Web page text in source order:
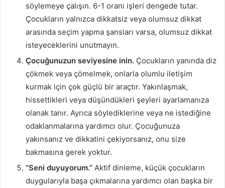
söylemeye çalışın. 6-1 oranı işleri dengede tutar.
Çocukların yalnızca dikkatsiz veya olumsuz dikkat
arasında seçim yapma şansları varsa, olumsuz dikkat
isteyeceklerini unutmayın.
Çocuğunuzun seviyesine inin. Çocukların yanında diz
çökmek veya çömelmek, onlarla olumlu iletişim
kurmak için çok güçlü bir araçtır. Yakınlaşmak,
hissettikleri veya düşündükleri şeyleri ayarlamanıza
olanak tanır. Ayrıca söylediklerine veya ne istediğine
odaklanmalarına yardımcı olur. Çocuğunuza
yakınsanız ve dikkatini çekiyorsanız, onu size
bakmasına gerek yoktur.
“Seni duyuyorum.” Aktif dinleme, küçük çocukların
duygularıyla başa çıkmalarına yardımcı olan başka bir